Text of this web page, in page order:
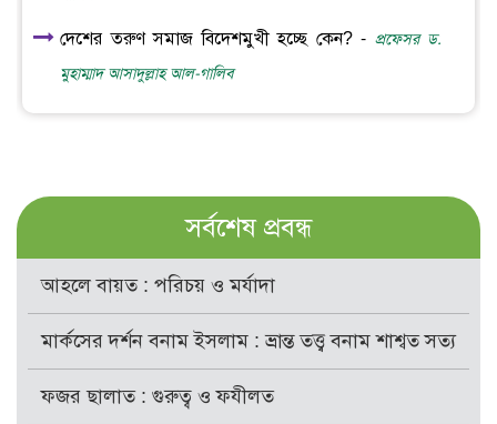
দেশের তরুণ সমাজ বিদেশমুখী হচ্ছে কেন? - প্রফেসর ড.
মুহাম্মাদ আসাদুল্লাহ আল-গালিব
সর্বশেষ প্রবন্ধ
আহলে বায়ত : পরিচয় ও মর্যাদা
মার্কসের দর্শন বনাম ইসলাম : ভ্রান্ত তত্ত্ব বনাম শাশ্বত সত্য
ফজর ছালাত : গুরুত্ব ও ফযীলত